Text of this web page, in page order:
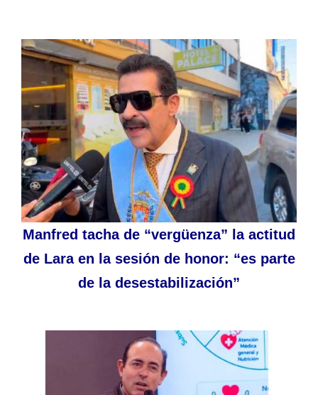
Manfred tacha de “vergüenza” la actitud
de Lara en la sesión de honor: “es parte
de la desestabilización”